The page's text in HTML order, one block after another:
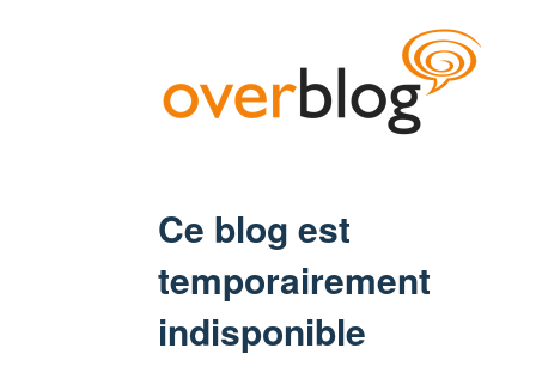
Ce blog est
temporairement
indisponible